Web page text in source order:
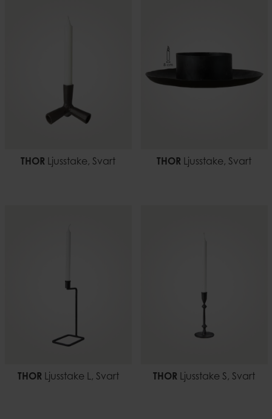
THOR Ljusstake, Svart THOR Ljusstake, Svart
THORLjusstake L, Svart THOR Ljusstake S, Svart